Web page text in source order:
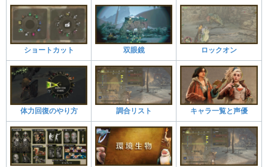
ショートカット 双眼鏡 ロックオン
体力回復のやり方 調合リスト キャラ一覧と声優